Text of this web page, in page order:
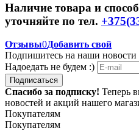
Наличие товара и
уточняйте по тел.
Отзывы0Добавить свой
Подпишитесь на наши новости
Надоедать не будем :)
Подписаться
Спасибо за подписку! Теперь
новостей и акций нашего
Покупателям
Покупателям